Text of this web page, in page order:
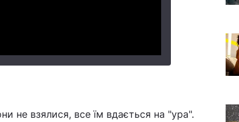
не взялися, все їм вдається на "ура".